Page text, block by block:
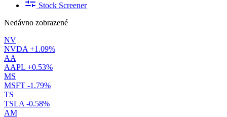
Stock Screener
Nedávno zobrazené
NV
NVDA +1.09%
AA
AAPL +0.53%
MS
MSFT -1.79%
TS
TSLA -0.58%
AM